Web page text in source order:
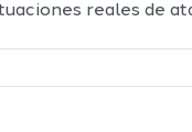
reales de